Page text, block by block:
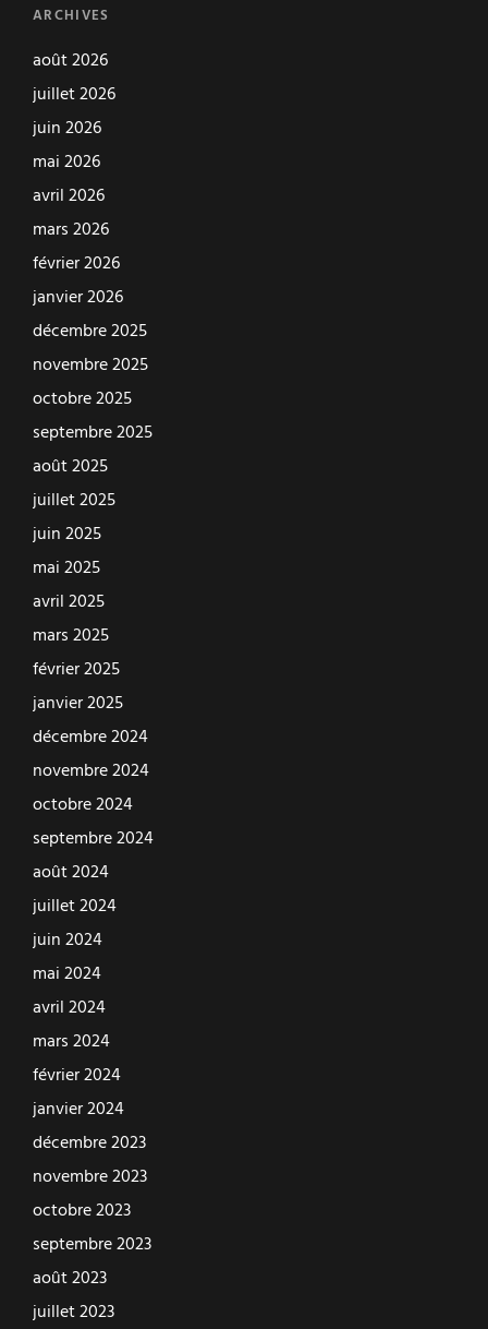
ARCHIVES
août 2026
juillet 2026
juin 2026
mai 2026
avril 2026
mars 2026
février 2026
janvier 2026
décembre 2025
novembre 2025
octobre 2025
septembre 2025
août 2025
juillet 2025
juin 2025
mai 2025
avril 2025
mars 2025
février 2025
janvier 2025
décembre 2024
novembre 2024
octobre 2024
septembre 2024
août 2024
juillet 2024
juin 2024
mai 2024
avril 2024
mars 2024
février 2024
janvier 2024
décembre 2023
novembre 2023
octobre 2023
septembre 2023
août 2023
juillet 2023